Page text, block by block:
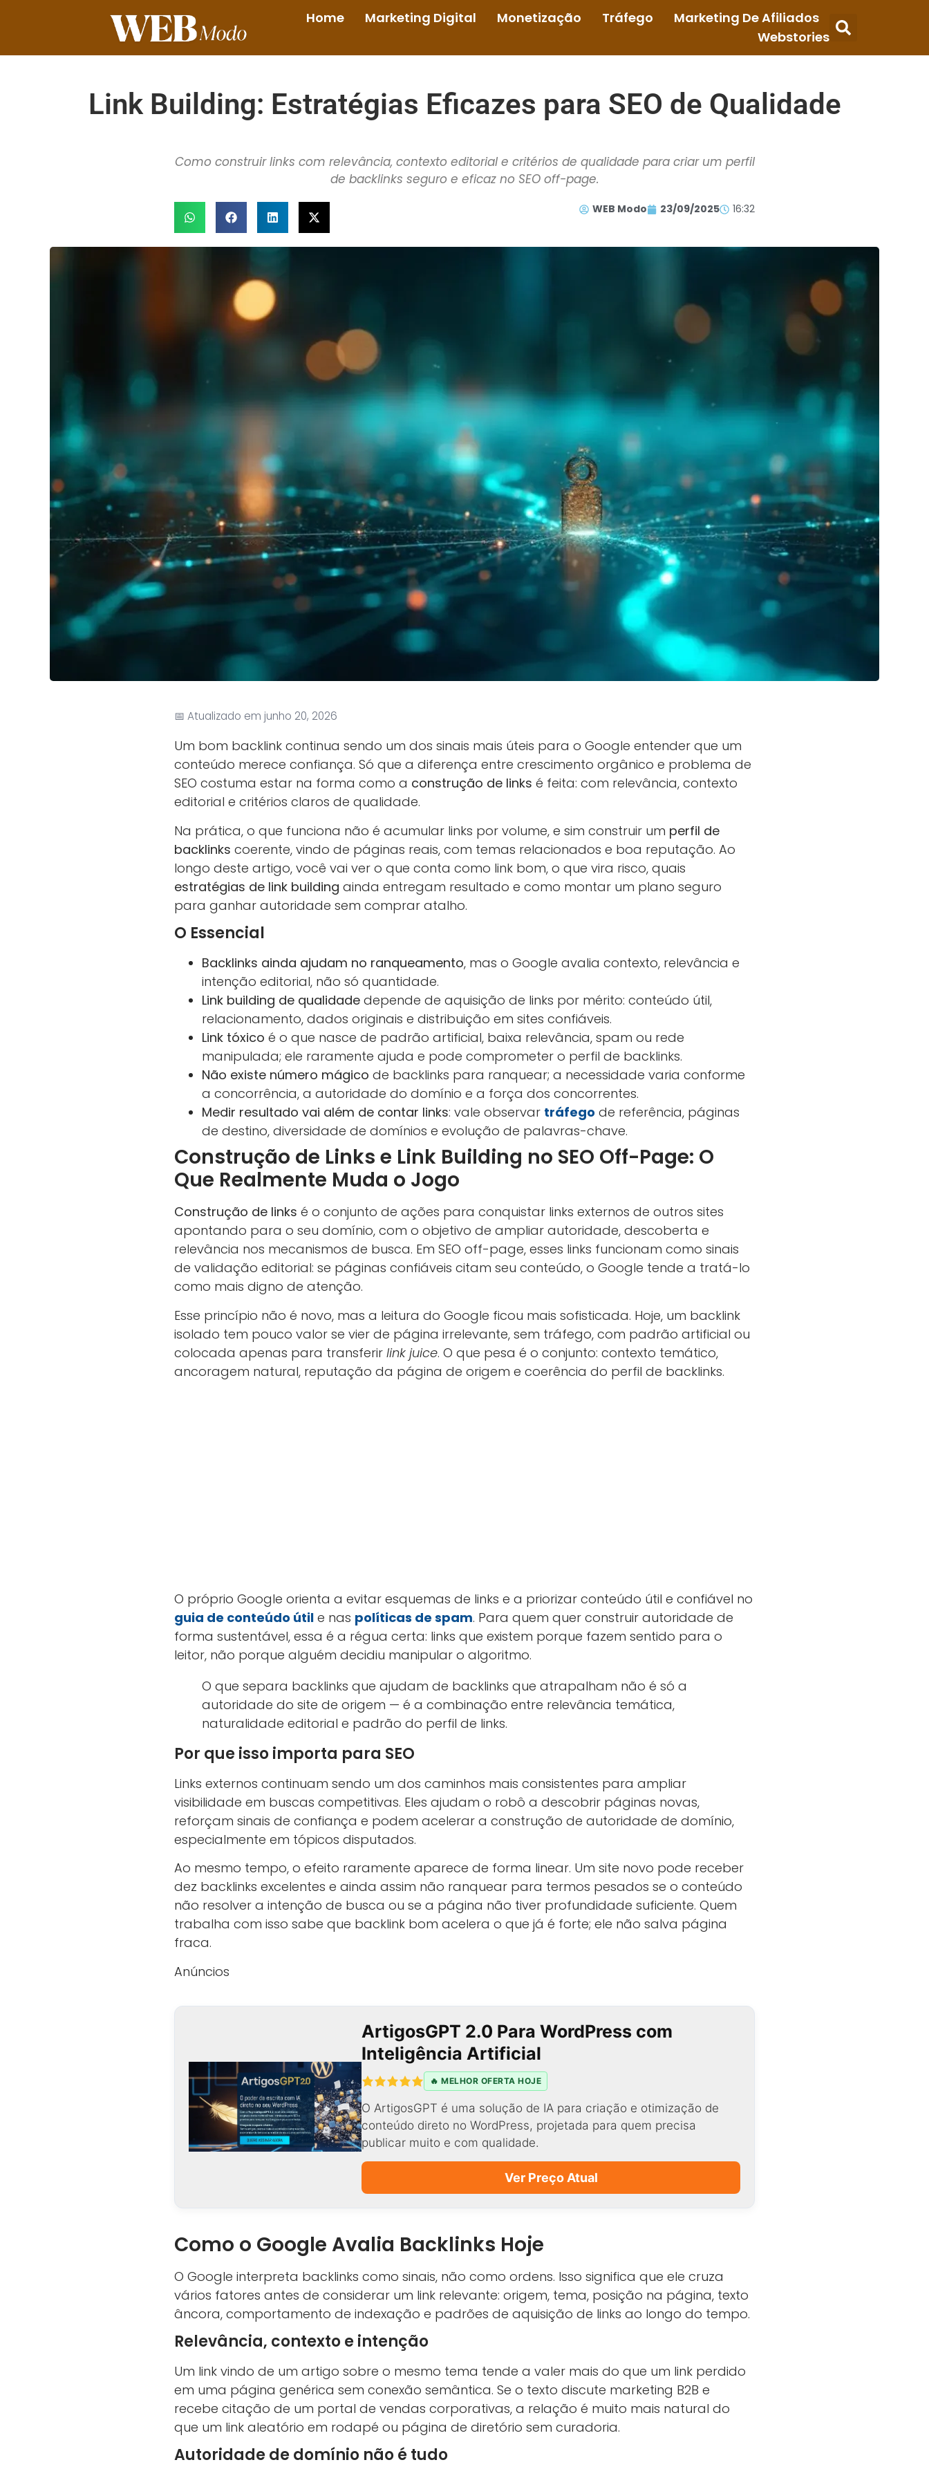
Home Marketing Digital Monetização Tráfego
Marketing De Afiliados
Webstories
Link Building: Estratégias Eficazes para SEO de Qualidade
Como construir links com relevância, contexto editorial e critérios de qualidade para criar um perfil
de backlinks seguro e eficaz no SEO off-page.
WEB Modo 23/09/2025 16:32
📅 Atualizado em junho 20, 2026
Um bom backlink continua sendo um dos sinais mais úteis para o Google entender que um
conteúdo merece confiança. Só que a diferença entre crescimento orgânico e problema de
SEO costuma estar na forma como a construção de links é feita: com relevância, contexto
editorial e critérios claros de qualidade.
Na prática, o que funciona não é acumular links por volume, e sim construir um perfil de
backlinks coerente, vindo de páginas reais, com temas relacionados e boa reputação. Ao
longo deste artigo, você vai ver o que conta como link bom, o que vira risco, quais
estratégias de link building ainda entregam resultado e como montar um plano seguro
para ganhar autoridade sem comprar atalho.
O Essencial
Backlinks ainda ajudam no ranqueamento, mas o Google avalia contexto, relevância e
intenção editorial, não só quantidade.
Link building de qualidade depende de aquisição de links por mérito: conteúdo útil,
relacionamento, dados originais e distribuição em sites confiáveis.
Link tóxico é o que nasce de padrão artificial, baixa relevância, spam ou rede
manipulada; ele raramente ajuda e pode comprometer o perfil de backlinks.
Não existe número mágico de backlinks para ranquear; a necessidade varia conforme
a concorrência, a autoridade do domínio e a força dos concorrentes.
Medir resultado vai além de contar links: vale observar tráfego de referência, páginas
de destino, diversidade de domínios e evolução de palavras-chave.
Construção de Links e Link Building no SEO Off-Page: O
Que Realmente Muda o Jogo
Construção de links é o conjunto de ações para conquistar links externos de outros sites
apontando para o seu domínio, com o objetivo de ampliar autoridade, descoberta e
relevância nos mecanismos de busca. Em SEO off-page, esses links funcionam como sinais
de validação editorial: se páginas confiáveis citam seu conteúdo, o Google tende a tratá-lo
como mais digno de atenção.
Esse princípio não é novo, mas a leitura do Google ficou mais sofisticada. Hoje, um backlink
isolado tem pouco valor se vier de página irrelevante, sem tráfego, com padrão artificial ou
colocada apenas para transferir link juice. O que pesa é o conjunto: contexto temático,
ancoragem natural, reputação da página de origem e coerência do perfil de backlinks.
O próprio Google orienta a evitar esquemas de links e a priorizar conteúdo útil e confiável no
guia de conteúdo útil e nas políticas de spam. Para quem quer construir autoridade de
forma sustentável, essa é a régua certa: links que existem porque fazem sentido para o
leitor, não porque alguém decidiu manipular o algoritmo.
O que separa backlinks que ajudam de backlinks que atrapalham não é só a
autoridade do site de origem — é a combinação entre relevância temática,
naturalidade editorial e padrão do perfil de links.
Por que isso importa para SEO
Links externos continuam sendo um dos caminhos mais consistentes para ampliar
visibilidade em buscas competitivas. Eles ajudam o robô a descobrir páginas novas,
reforçam sinais de confiança e podem acelerar a construção de autoridade de domínio,
especialmente em tópicos disputados.
Ao mesmo tempo, o efeito raramente aparece de forma linear. Um site novo pode receber
dez backlinks excelentes e ainda assim não ranquear para termos pesados se o conteúdo
não resolver a intenção de busca ou se a página não tiver profundidade suficiente. Quem
trabalha com isso sabe que backlink bom acelera o que já é forte; ele não salva página
fraca.
Anúncios
ArtigosGPT 2.0 Para WordPress com
Inteligência Artificial
🔥 MELHOR OFERTA HOJE
O ArtigosGPT é uma solução de IA para criação e otimização de
conteúdo direto no WordPress, projetada para quem precisa
publicar muito e com qualidade.
Ver Preço Atual
Como o Google Avalia Backlinks Hoje
O Google interpreta backlinks como sinais, não como ordens. Isso significa que ele cruza
vários fatores antes de considerar um link relevante: origem, tema, posição na página, texto
âncora, comportamento de indexação e padrões de aquisição de links ao longo do tempo.
Relevância, contexto e intenção
Um link vindo de um artigo sobre o mesmo tema tende a valer mais do que um link perdido
em uma página genérica sem conexão semântica. Se o texto discute marketing B2B e
recebe citação de um portal de vendas corporativas, a relação é muito mais natural do
que um link aleatório em rodapé ou página de diretório sem curadoria.
Autoridade de domínio não é tudo